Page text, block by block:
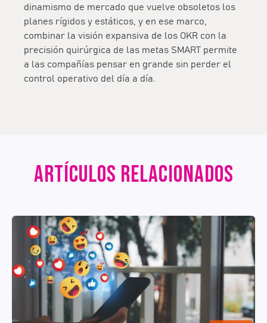
dinamismo de mercado que vuelve obsoletos los
planes rígidos y estáticos, y en ese marco,
combinar la visión expansiva de los OKR con la
precisión quirúrgica de las metas SMART permite
a las compañías pensar en grande sin perder el
control operativo del día a día.
ARTÍCULOS RELACIONADOS